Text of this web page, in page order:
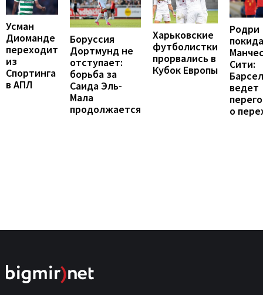
Усман
Диоманде
переходит
из
Спортинга
в АПЛ
Боруссия
Дортмунд не
отступает:
борьба за
Саида Эль-
Мала
продолжается
Харьковские
футболистки
прорвались в
Кубок Европы
Родри
Сити:
ведет
о